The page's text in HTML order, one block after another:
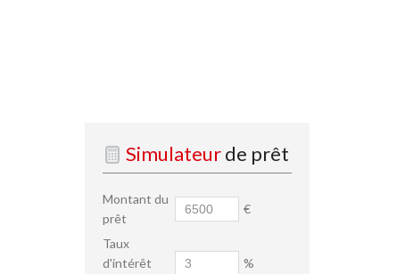
Simulateurde prêt
Montant du
prêt
€
Taux
d'intérêt
%